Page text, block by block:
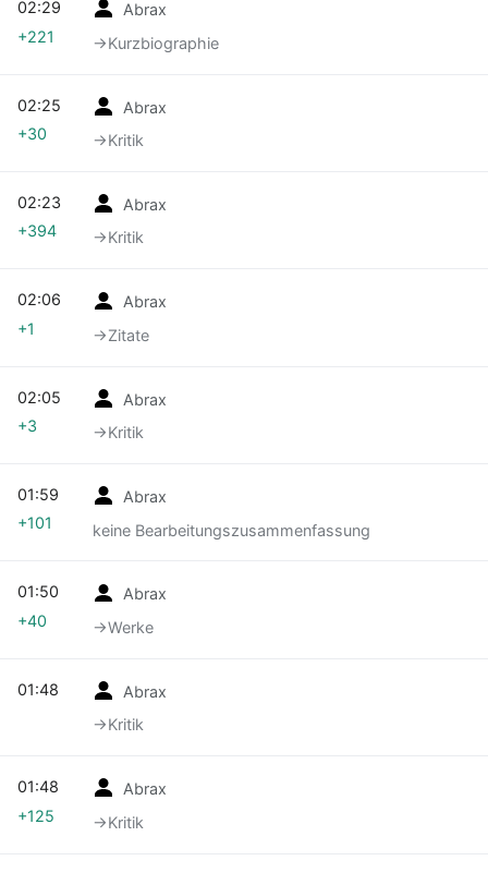
Abrax
→‎Kurzbiographie
02:29
+221
Abrax
→‎Kritik
02:25
+30
Abrax
→‎Kritik
02:23
+394
Abrax
→‎Zitate
02:06
+1
Abrax
→‎Kritik
02:05
+3
Abrax
keine Bearbeitungszusammenfassung
01:59
+101
Abrax
→‎Werke
01:50
+40
Abrax
→‎Kritik
01:48
Abrax
→‎Kritik
01:48
+125